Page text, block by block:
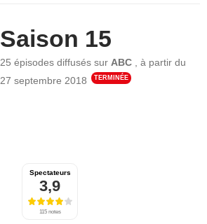
Saison 15
25 épisodes diffusés sur ABC ,à partir du
27 septembre 2018
TERMINÉE
Spectateurs
3,9
115 notes